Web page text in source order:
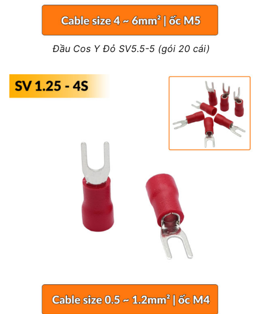
Đầu Cos Y Đỏ SV5.5-5 (gói 20 cái)